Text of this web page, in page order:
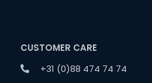
CUSTOMER CARE
+31 (0)88 474 74 74